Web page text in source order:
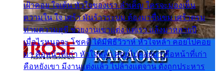
เฝ้าคอย ใจเต้น หัวใจของเรา ลำเค็ญ ใครจะมองเห็น
ความใน ใจ เศร้า มันร้าวระบม ต้องมาขื่นขม เศร้าตรม
ท่ามความสุขี ช่วยงานเขาแต่ง แต่เรา แล้งมาหลายปี
เมื่อไรหนอจะ โชคดี ได้มีพิธีวิวาห์ หัวใจหล้า คอยไปคอย
มา คือหน้าที่เก่า หัวใจหล้า คอยไปคอยมา คือหน้าที่เก่า
คือหยังเขา มีงานแต่งแล้ว ไปล้างแต่จาน ดั่งถูกประหาร